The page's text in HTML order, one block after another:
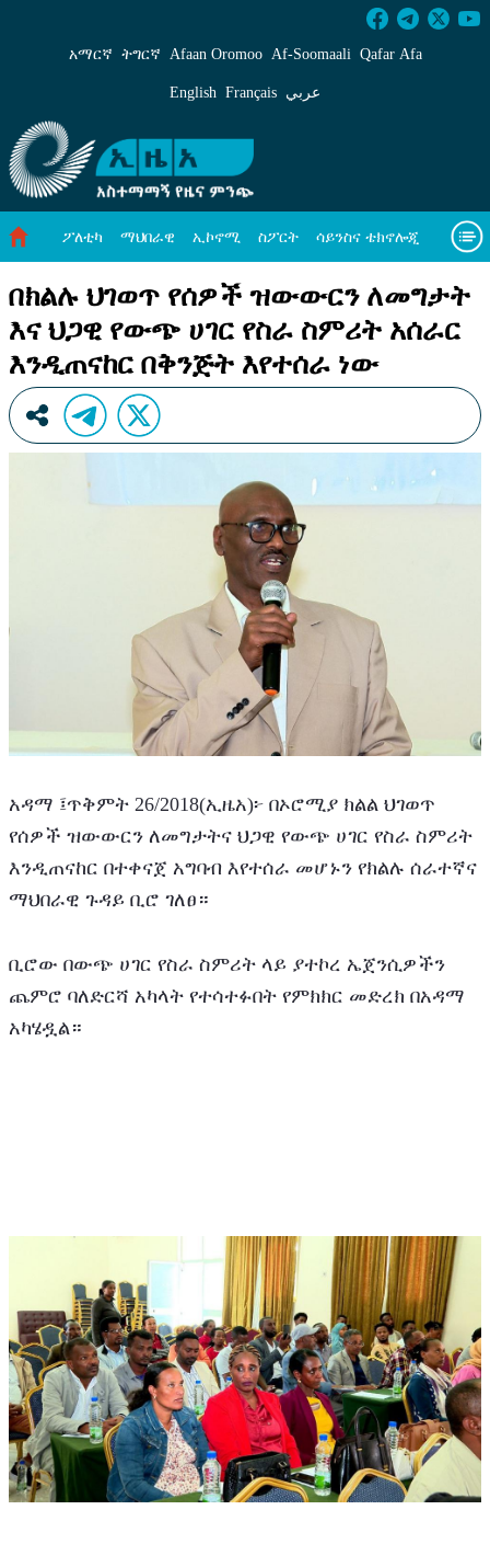
በክልሉ ህገወጥ የሰዎች ዝውውርን ለመግታት እና ህጋዊ
አማርኛ ትግርኛ Afaan Oromoo Af‑Soomaali Qafar Afa
English Français عربي
ፖለቲካ ማህበራዊ ኢኮኖሚ ስፖርት ሳይንስና ቴክኖሎጂ
ዓለም አቀፍ ዜናዎች
መጽሔት ስለ እኛ
በክልሉ ህገወጥ የሰዎች ዝውውርን ለመግታት
እና ህጋዊ የውጭ ሀገር የስራ ስምሪት አሰራር
እንዲጠናከር በቅንጅት እየተሰራ ነው
አዳማ ፤ጥቅምት 26/2018(ኢዜአ)፦ በኦሮሚያ ክልል ህገወጥ
የሰዎች ዝውውርን ለመግታትና ህጋዊ የውጭ ሀገር የስራ ስምሪት
እንዲጠናከር በተቀናጀ አግባብ እየተሰራ መሆኑን የክልሉ ሰራተኛና
ማህበራዊ ጉዳይ ቢሮ ገለፀ።
ቢሮው በውጭ ሀገር የስራ ስምሪት ላይ ያተኮረ ኤጀንሲዎችን
ጨምሮ ባለድርሻ አካላት የተሳተፉበት የምክክር መድረክ በአዳማ
አካሄዷል።